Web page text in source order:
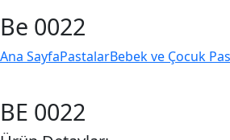
Be 0022
Ana SayfaPastalarBebek ve Çocuk
BE 0022